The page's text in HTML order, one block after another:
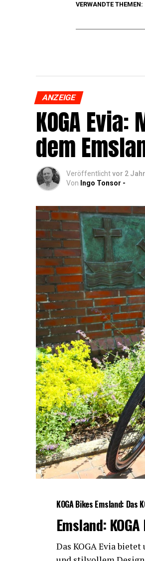
VERWANDTE THEMEN:
ANZEIGE
KOGA
dem
Veröffentlichtvor 2
Von Ingo Tonsor -
KOGA Bikes Ems­land: Das
Ems­land:
Das KOGA Evia